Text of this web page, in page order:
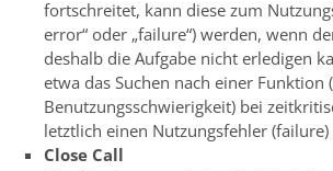
fortschreitet, kann diese zum
error“ oder „failure“) werden, wenn
deshalb die Aufgabe nicht erledigen
etwa das Suchen nach einer Funktion
Benutzungsschwierigkeit) bei
letztlich einen Nutzungsfehler (failure)
Close Call